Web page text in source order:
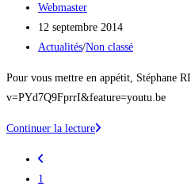
photo
offerte
!
Auteur/autrice
de
la
Webmaster
Publication
publiée :
12 septembre 2014
Post
Actualités/Non classé
Pour vous mettre en appétit, Stéphane
v=PYd7Q9FprrI&feature=youtu.be
Continuer la lectureReconnaissance
Go
to1